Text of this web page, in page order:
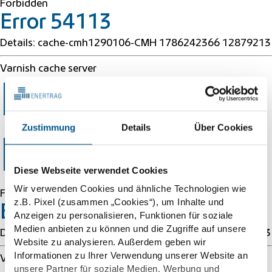
Zustimmung Details Über Cookies
Diese Webseite verwendet Cookies
Wir verwenden Cookies und ähnliche Technologien wie
z.B. Pixel (zusammen „Cookies“), um Inhalte und
Anzeigen zu personalisieren, Funktionen für soziale
Medien anbieten zu können und die Zugriffe auf unsere
Website zu analysieren. Außerdem geben wir
Informationen zu Ihrer Verwendung unserer Website an
unsere Partner für soziale Medien, Werbung und
Forbidden
Error 54113
Details: cache-cmh1290106-CMH 1786242366 12879213
Varnish cache server
Error 403
Forbidden
Forbidden
Error 54113
Details: cache-cmh1290106-CMH 1786242366 12879213
Varnish cache server